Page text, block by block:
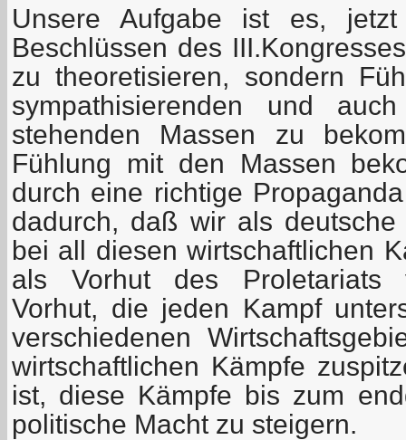
Unsere Aufgabe ist es,
Beschlüssen des
zu theoretisieren, sondern
sympathisierenden und
stehenden Massen zu
Fühlung mit den Massen
durch eine richtige
dadurch, daß wir als deutsche
bei all diesen wirtschaftlichen
als Vorhut des Proletariats
Vorhut, die jeden Kampf
verschiedenen
wirtschaftlichen Kämpfe
ist, diese Kämpfe bis zum
politische Macht zu steigern.